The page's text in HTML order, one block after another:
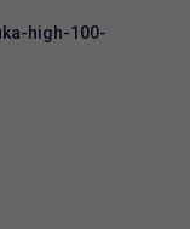
high-100-